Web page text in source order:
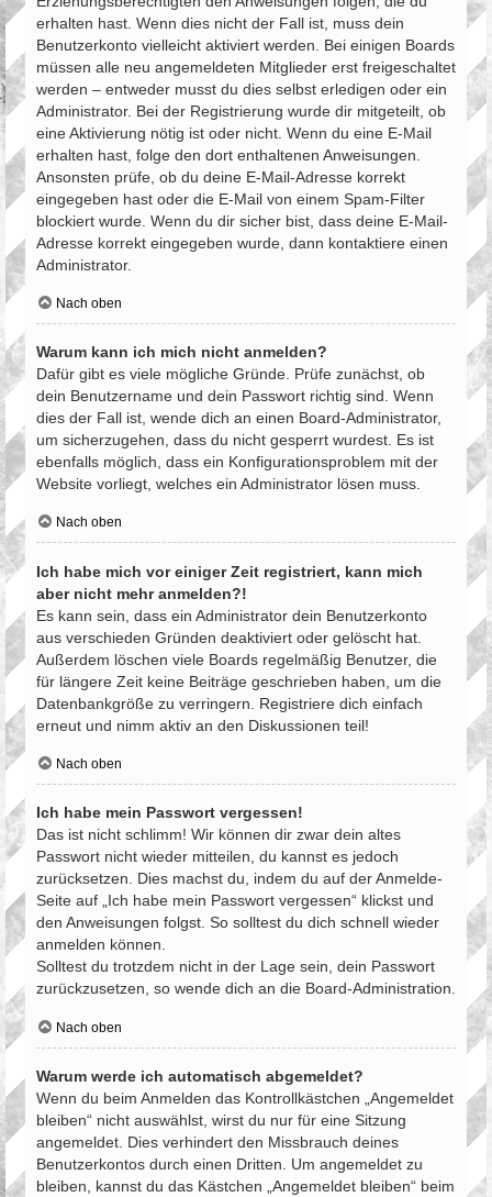
erhalten hast. Wenn dies nicht der Fall ist, muss dein
Benutzerkonto vielleicht aktiviert werden. Bei einigen Boards
müssen alle neu angemeldeten Mitglieder erst freigeschaltet
werden – entweder musst du dies selbst erledigen oder ein
Administrator. Bei der Registrierung wurde dir mitgeteilt, ob
eine Aktivierung nötig ist oder nicht. Wenn du eine E-Mail
erhalten hast, folge den dort enthaltenen Anweisungen.
Ansonsten prüfe, ob du deine E-Mail-Adresse korrekt
eingegeben hast oder die E-Mail von einem Spam-Filter
blockiert wurde. Wenn du dir sicher bist, dass deine E-Mail-
Adresse korrekt eingegeben wurde, dann kontaktiere einen
Administrator.
Nach oben
Warum kann ich mich nicht anmelden?
Dafür gibt es viele mögliche Gründe. Prüfe zunächst, ob
dein Benutzername und dein Passwort richtig sind. Wenn
dies der Fall ist, wende dich an einen Board-Administrator,
um sicherzugehen, dass du nicht gesperrt wurdest. Es ist
ebenfalls möglich, dass ein Konfigurationsproblem mit der
Website vorliegt, welches ein Administrator lösen muss.
Nach oben
Ich habe mich vor einiger Zeit registriert, kann mich
aber nicht mehr anmelden?!
Es kann sein, dass ein Administrator dein Benutzerkonto
aus verschieden Gründen deaktiviert oder gelöscht hat.
Außerdem löschen viele Boards regelmäßig Benutzer, die
für längere Zeit keine Beiträge geschrieben haben, um die
Datenbankgröße zu verringern. Registriere dich einfach
erneut und nimm aktiv an den Diskussionen teil!
Nach oben
Ich habe mein Passwort vergessen!
Das ist nicht schlimm! Wir können dir zwar dein altes
Passwort nicht wieder mitteilen, du kannst es jedoch
zurücksetzen. Dies machst du, indem du auf der Anmelde-
Seite auf „Ich habe mein Passwort vergessen“ klickst und
den Anweisungen folgst. So solltest du dich schnell wieder
anmelden können.
Solltest du trotzdem nicht in der Lage sein, dein Passwort
zurückzusetzen, so wende dich an die Board-Administration.
Nach oben
Warum werde ich automatisch abgemeldet?
Wenn du beim Anmelden das Kontrollkästchen „Angemeldet
bleiben“ nicht auswählst, wirst du nur für eine Sitzung
angemeldet. Dies verhindert den Missbrauch deines
Benutzerkontos durch einen Dritten. Um angemeldet zu
bleiben, kannst du das Kästchen „Angemeldet bleiben“ beim